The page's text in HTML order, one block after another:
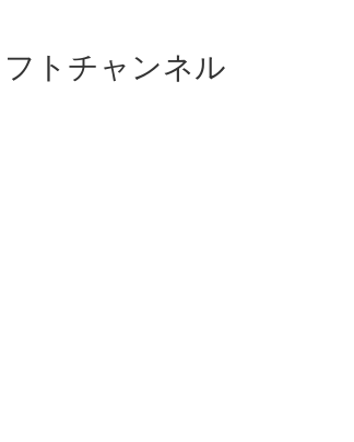
トチャンネル